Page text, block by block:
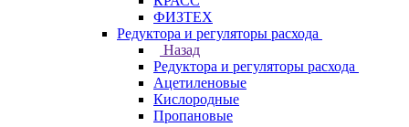
ФИЗТЕХ
Редуктора и регуляторы расхода
Назад
Редуктора и регуляторы расхода
Ацетиленовые
Кислородные
Пропановые